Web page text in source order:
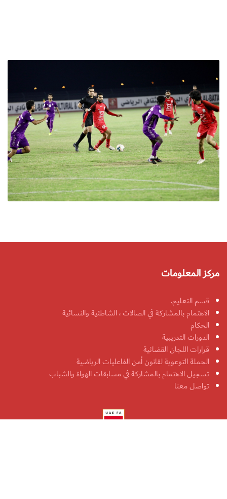
مركز المعلومات
قسم التعليم.
الاهتمام بالمشاركة في الصالات ، الشاطئية والنسائية
الحكام
الدورات التدريبية
قرارات اللجان القضائية
الحملة التوعوية لقانون أمن الفاعليات الرياضية
تسجيل الاهتمام بالمشاركة في مسابقات الهواة والشباب
تواصل معنا